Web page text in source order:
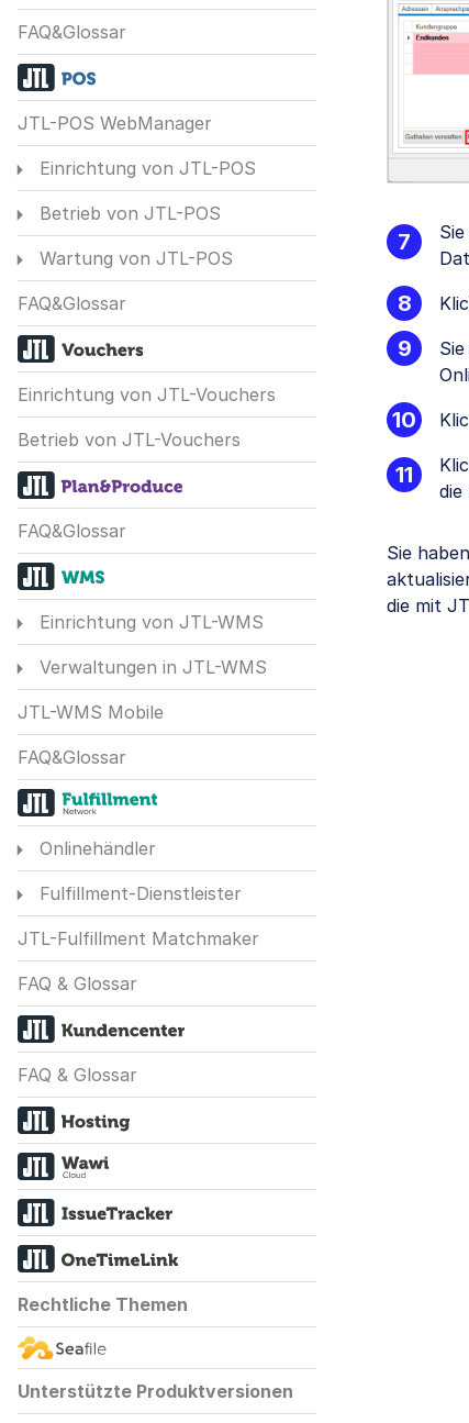
FAQ&Glossar
JTL-POS WebManager
Einrichtung von JTL-POS
Betrieb von JTL-POS
Wartung von JTL-POS
FAQ&Glossar
Einrichtung von JTL-Vouchers
Betrieb von JTL-Vouchers
FAQ&Glossar
Einrichtung von JTL-WMS
Verwaltungen in JTL-WMS
JTL-WMS Mobile
FAQ&Glossar
Onlinehändler
Fulfillment-Dienstleister
JTL-Fulfillment Matchmaker
FAQ & Glossar
FAQ & Glossar
Rechtliche Themen
Unterstützte Produktversionen
die
Sie
die mit